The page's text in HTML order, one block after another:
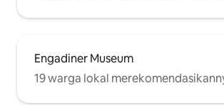
Engadiner Museum
19 warga lokal